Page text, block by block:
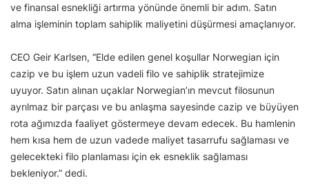
ve finansal esnekliği artırma yönünde önemli bir adım. Satın
alma işleminin toplam sahiplik maliyetini düşürmesi amaçlanıyor.
CEO Geir Karlsen, “Elde edilen genel koşullar Norwegian için
cazip ve bu işlem uzun vadeli filo ve sahiplik stratejimize
uyuyor. Satın alınan uçaklar Norwegian’ın mevcut filosunun
ayrılmaz bir parçası ve bu anlaşma sayesinde cazip ve büyüyen
rota ağımızda faaliyet göstermeye devam edecek. Bu hamlenin
hem kısa hem de uzun vadede maliyet tasarrufu sağlaması ve
gelecekteki filo planlaması için ek esneklik sağlaması
bekleniyor.” dedi.